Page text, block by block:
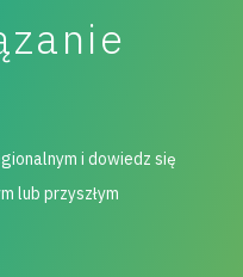
i dowiedz się
lub przyszłym